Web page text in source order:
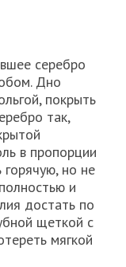
серебро
Дно
покрыть
так,
в пропорции
но не
и
достать по
щеткой с
мягкой